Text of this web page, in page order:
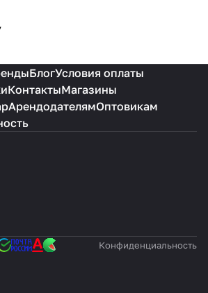
БлогУсловия оплаты
КонтактыМагазины
АрендодателямОптовикам
Конфиденциальность